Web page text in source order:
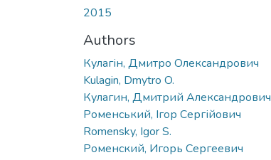
2015
Authors
Кулагін, Дмитро Олександрович
Kulagin, Dmytro O.
Кулагин, Дмитрий Александрович
Роменський, Ігор Сергійович
Romensky, Igor S.
Роменский, Игорь Сергеевич